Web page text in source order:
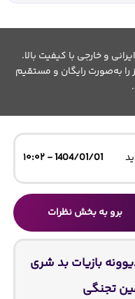
و خارجی با کیفیت بالا.
را به‌صورت رایگان و مستقیم
1404/01/01 - ۱۰:۰۲
برو به بخش نظرات
بازیات بد شری
تجنگی